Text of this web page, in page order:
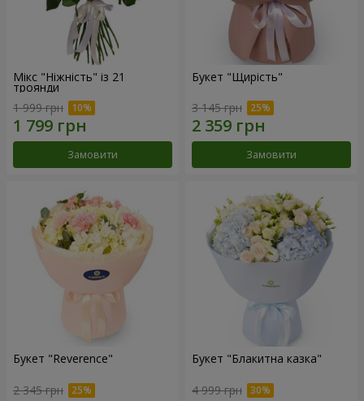
Мікс "Ніжність" із 21
троянди
1 999 грн
Замовити
Букет "Щирість"
3 145 грн
Замовити
Букет "Reverence"
2 345 грн
Букет "Блакитна казка"
4 999 грн